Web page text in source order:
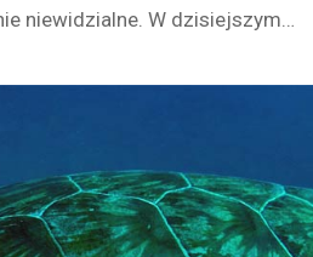
niewidzialne. W dzisiejszym…